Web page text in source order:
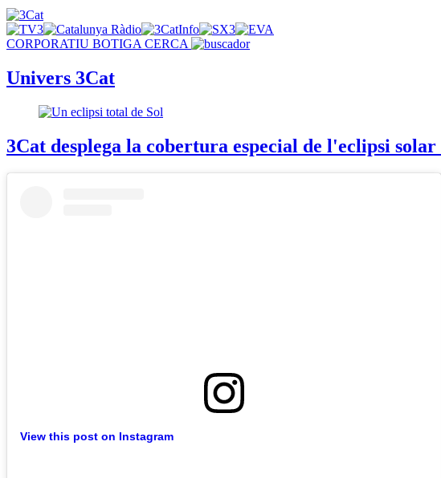
CORPORATIU BOTIGA CERCA
Univers 3Cat
3Cat desplega la cobertura especial de l'eclipsi
View this post on Instagram